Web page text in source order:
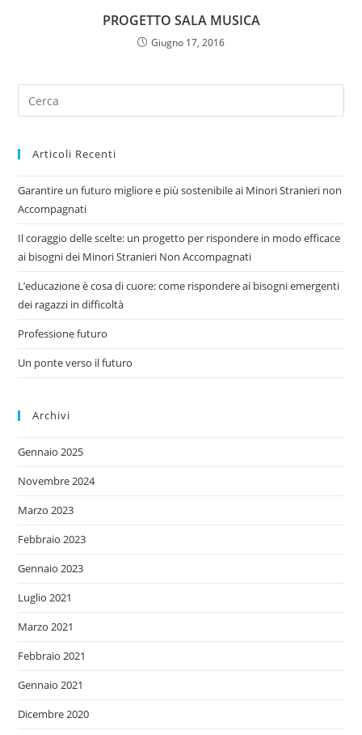
PROGETTO SALA MUSICA
Giugno 17, 2016
Articoli Recenti
Garantire un futuro migliore e più sostenibile ai Minori Stranieri non
Accompagnati
Il coraggio delle scelte: un progetto per rispondere in modo efficace
ai bisogni dei Minori Stranieri Non Accompagnati
L’educazione è cosa di cuore: come rispondere ai bisogni emergenti
dei ragazzi in difficoltà
Professione futuro
Un ponte verso il futuro
Archivi
Gennaio 2025
Novembre 2024
Marzo 2023
Febbraio 2023
Gennaio 2023
Luglio 2021
Marzo 2021
Febbraio 2021
Gennaio 2021
Dicembre 2020